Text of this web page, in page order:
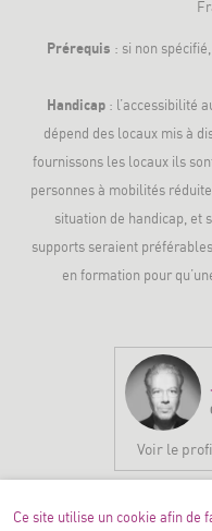
Voir le
Prérequis : si non
Handicap: l’accessibilité
dépend des locaux mis à
fournissons les locaux ils
personnes à mobilités
situation de handicap, et
supports seraient
en formation pour
Ce site utilise un cookie afin de